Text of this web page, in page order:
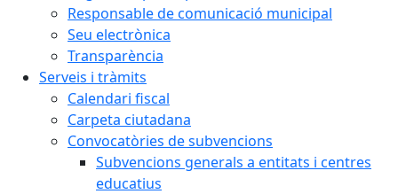
Responsable de comunicació municipal
Seu electrònica
Transparència
Serveis i tràmits
Calendari fiscal
Carpeta ciutadana
Convocatòries de subvencions
Subvencions generals a entitats i centres
educatius